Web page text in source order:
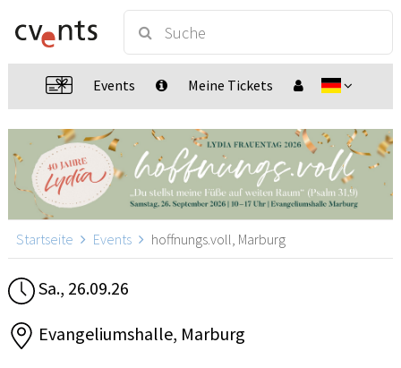
Events Meine Tickets
Startseite Events hoffnungs.voll, Marburg
Sa., 26.09.26
Evangeliumshalle, Marburg